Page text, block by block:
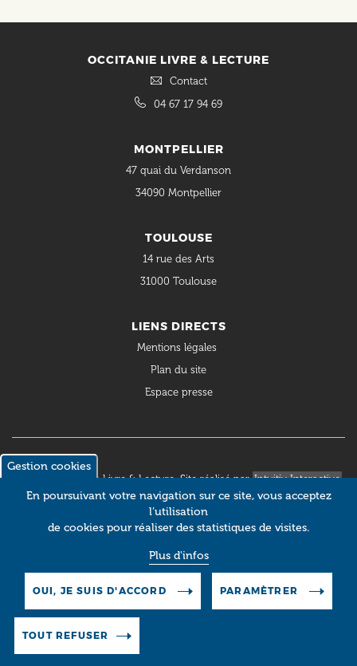
OCCITANIE LIVRE & LECTURE
Contact
04 67 17 94 69
MONTPELLIER
47 quai du Verdanson
34090 Montpellier
TOULOUSE
14 rue des Arts
31000 Toulouse
LIENS DIRECTS
Mentions légales
Plan du site
Espace presse
© 2018 Occitanie Livre & Lecture. Site réalisé parIntuitiv Interactive
Pictos
Gestion cookies
En poursuivant votre navigation sur ce site, vous acceptez
l’utilisation
de cookies pour réaliser des statistiques de visites.
Plus d'infos
OUI, JE SUIS D'ACCORD PARAMÈTRER
TOUT REFUSER